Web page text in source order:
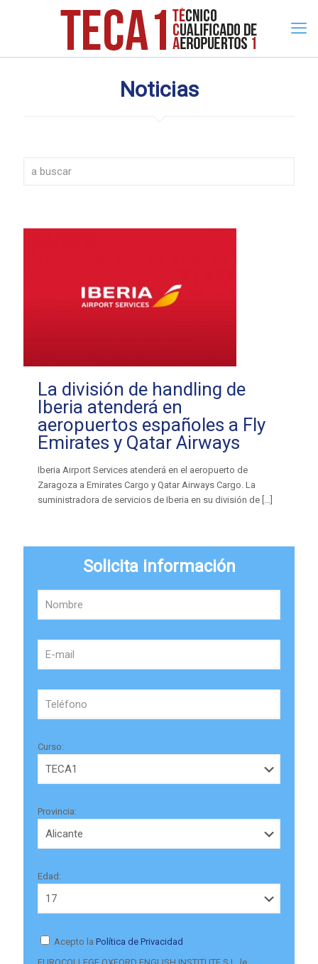
Noticias
La división de handling de
Iberia atenderá en
aeropuertos españoles a Fly
Emirates y Qatar Airways
Iberia Airport Services atenderá en el aeropuerto de
Zaragoza a Emirates Cargo y Qatar Airways Cargo. La
suministradora de servicios de Iberia en su división de […]
Solicita información
Curso:
Provincia:
Edad:
Acepto la Política de Privacidad